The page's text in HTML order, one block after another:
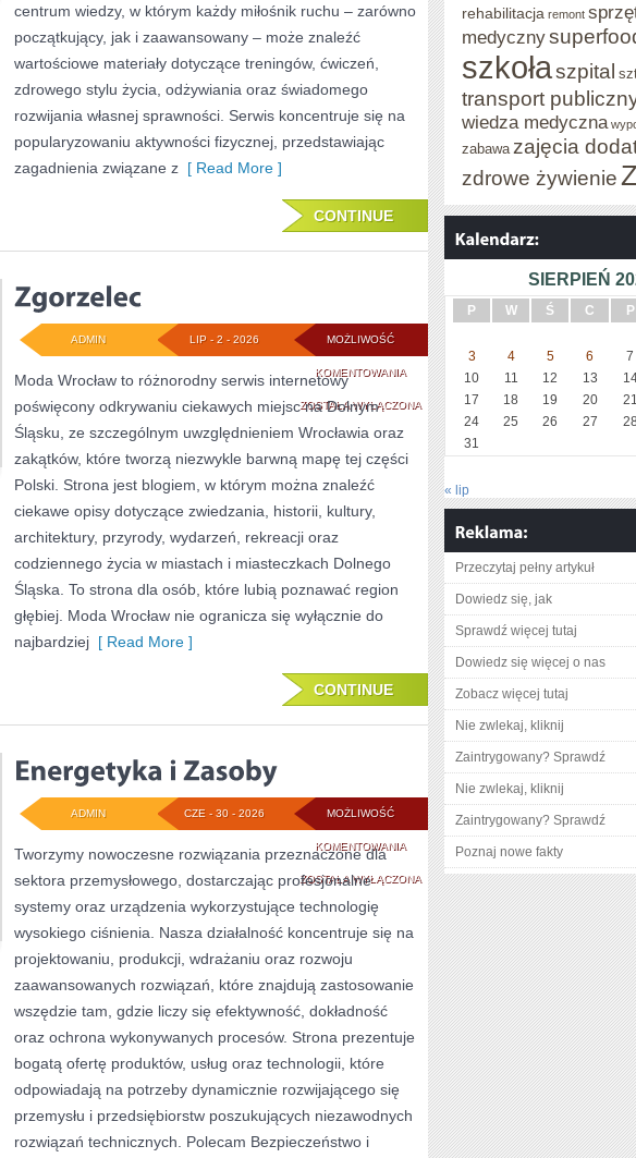
centrum wiedzy, w którym każdy miłośnik ruchu – zarówno
początkujący, jak i zaawansowany – może znaleźć
wartościowe materiały dotyczące treningów, ćwiczeń,
zdrowego stylu życia, odżywiania oraz świadomego
rozwijania własnej sprawności. Serwis koncentruje się na
popularyzowaniu aktywności fizycznej, przedstawiając
zagadnienia związane z [ Read More ]
CONTINUE
MOŻLIWOŚĆ
KOMENTOWANIAZGORZELEC
ZOSTAŁA WYŁĄCZONA
LIP - 2 - 2026
ADMIN
Moda Wrocław to różnorodny serwis internetowy
poświęcony odkrywaniu ciekawych miejsc na Dolnym
Śląsku, ze szczególnym uwzględnieniem Wrocławia oraz
zakątków, które tworzą niezwykle barwną mapę tej części
Polski. Strona jest blogiem, w którym można znaleźć
ciekawe opisy dotyczące zwiedzania, historii, kultury,
architektury, przyrody, wydarzeń, rekreacji oraz
codziennego życia w miastach i miasteczkach Dolnego
Śląska. To strona dla osób, które lubią poznawać region
głębiej. Moda Wrocław nie ogranicza się wyłącznie do
najbardziej [ Read More ]
CONTINUE
MOŻLIWOŚĆ
KOMENTOWANIAENERGETYKA
I
ZASOBY
ZOSTAŁA WYŁĄCZONA
CZE - 30 - 2026
ADMIN
Tworzymy nowoczesne rozwiązania przeznaczone dla
sektora przemysłowego, dostarczając profesjonalne
systemy oraz urządzenia wykorzystujące technologię
wysokiego ciśnienia. Nasza działalność koncentruje się na
projektowaniu, produkcji, wdrażaniu oraz rozwoju
zaawansowanych rozwiązań, które znajdują zastosowanie
wszędzie tam, gdzie liczy się efektywność, dokładność
oraz ochrona wykonywanych procesów. Strona prezentuje
bogatą ofertę produktów, usług oraz technologii, które
odpowiadają na potrzeby dynamicznie rozwijającego się
przemysłu i przedsiębiorstw poszukujących niezawodnych
rozwiązań technicznych. Polecam Bezpieczeństwo i
rehabilitacja remont
medyczny
szkołaszpital
transport
wiedza medyczna
zabawa zajęcia
zdrowe żywienie
SIERPIEŃ
P W Ś C P
3
4 5 6 7
10
11 12 13
17
18 19 20 21
24
25 26 27 28
31
« lip
Przeczytaj pełny artykuł
Dowiedz się, jak
Sprawdź więcej tutaj
Dowiedz się więcej o nas
Zobacz więcej tutaj
Nie zwlekaj, kliknij
Zaintrygowany? Sprawdź
Nie zwlekaj, kliknij
Zaintrygowany? Sprawdź
Poznaj nowe fakty